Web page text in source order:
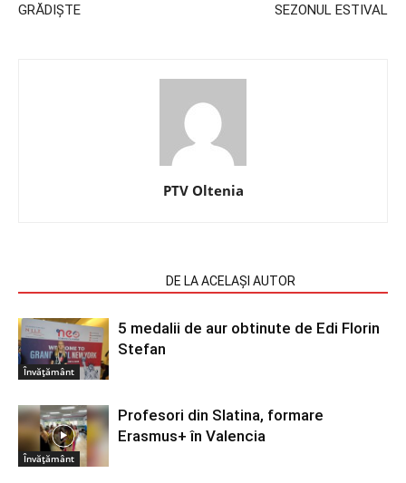
GRĂDIȘTE
SEZONUL ESTIVAL
PTV Oltenia
DE LA ACELAȘI AUTOR
Învățământ
5 medalii de aur obtinute de Edi Florin
Stefan
Învățământ
Profesori din Slatina, formare
Erasmus+ în Valencia